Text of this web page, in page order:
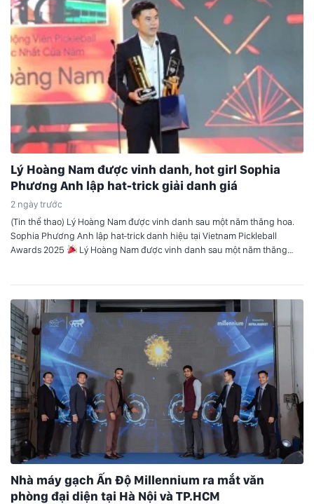
Lý Hoàng Nam được vinh danh, hot girl Sophia
Phương Anh lập hat-trick giải danh giá
2 ngày trước
(Tin thể thao) Lý Hoàng Nam được vinh danh sau một năm thăng hoa.
Sophia Phương Anh lập hat-trick danh hiệu tại Vietnam Pickleball
Awards 2025
Lý Hoàng Nam được vinh danh sau một năm thăng
Nhà máy gạch Ấn Độ Millennium ra mắt văn
phòng đại diện tại Hà Nội và TP.HCM